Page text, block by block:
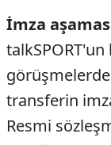
İmza
transferin
Resmi